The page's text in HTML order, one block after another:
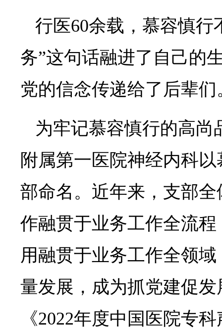
行医60余载，慕容慎行
务”这句话融进了自己的
党的信念传递给了后辈们
为牢记慕容慎行的高尚
附属第一医院神经内科
部命名。近年来，支部
作融贯于业务工作全流
用融贯于业务工作全领
量发展，成为抓党建促
《2022年度中国医院专